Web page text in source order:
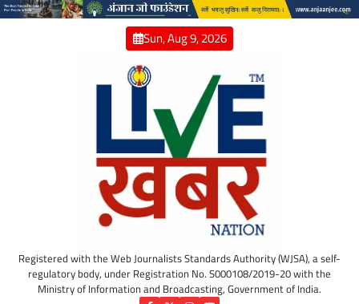
Skip
Sun, Aug 9, 2026
Registered with the Web Journalists Standards Authority (WJSA), a self-
regulatory body, under Registration No. S000108/2019-20 with the
Ministry of Information and Broadcasting, Government of India.